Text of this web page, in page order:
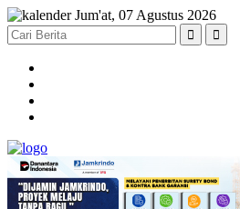
Jum'at, 07 Agustus 2026